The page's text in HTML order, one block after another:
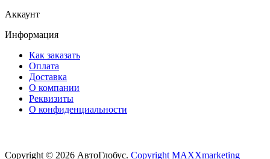
Аккаунт
Информация
Как заказать
Оплата
Доставка
О компании
Реквизиты
О конфиденциальности
Copyright © 2026 АвтоГлобус. Copyright MAXXmarketing